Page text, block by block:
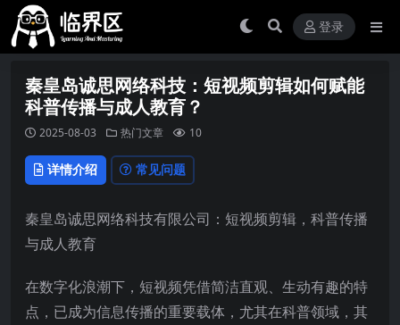
登录
秦皇岛诚思网络科技：短视频剪辑如何赋能
科普传播与成人教育？
2025-08-03 热门文章 10
详情介绍 常见问题
秦皇岛诚思网络科技有限公司：短视频剪辑，科普传播
与成人教育
在数字化浪潮下，短视频凭借简洁直观、生动有趣的特
点，已成为信息传播的重要载体，尤其在科普领域，其